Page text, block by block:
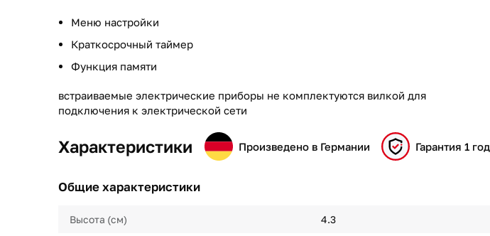
Меню настройки
Краткосрочный таймер
Функция памяти
встраиваемые электрические приборы не комплектуются вилкой для
подключения к электрической сети
Характеристики Произведено в Германии Гарантия 1 год
Общие характеристики
Высота (см) 4.3